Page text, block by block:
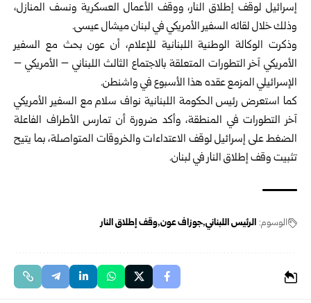
إسرائيل لوقف إطلاق النار، ووقف الأعمال العسكرية ونسف المنازل،
وذلك خلال لقائه السفير الأمريكي في لبنان ميشال عيسى.
وذكرت الوكالة الوطنية اللبنانية للإعلام، أن عون بحث مع السفير
الأمريكي آخر التطورات المتعلقة بالاجتماع الثالث اللبناني – الأمريكي –
الإسرائيلي المزمع عقده هذا الأسبوع في واشنطن.
كما استعرض رئيس الحكومة اللبنانية نواف سلام مع السفير الأمريكي
آخر التطورات في المنطقة، وأكد ضرورة أن تمارس الأطراف الفاعلة
الضغط على إسرائيل لوقف الاعتداءات والخروقات المتواصلة، بما يتيح
تثبيت وقف إطلاق النار في لبنان.
الوسوم: الرئيس اللبناني جوزاف عون وقف إطلاق النار